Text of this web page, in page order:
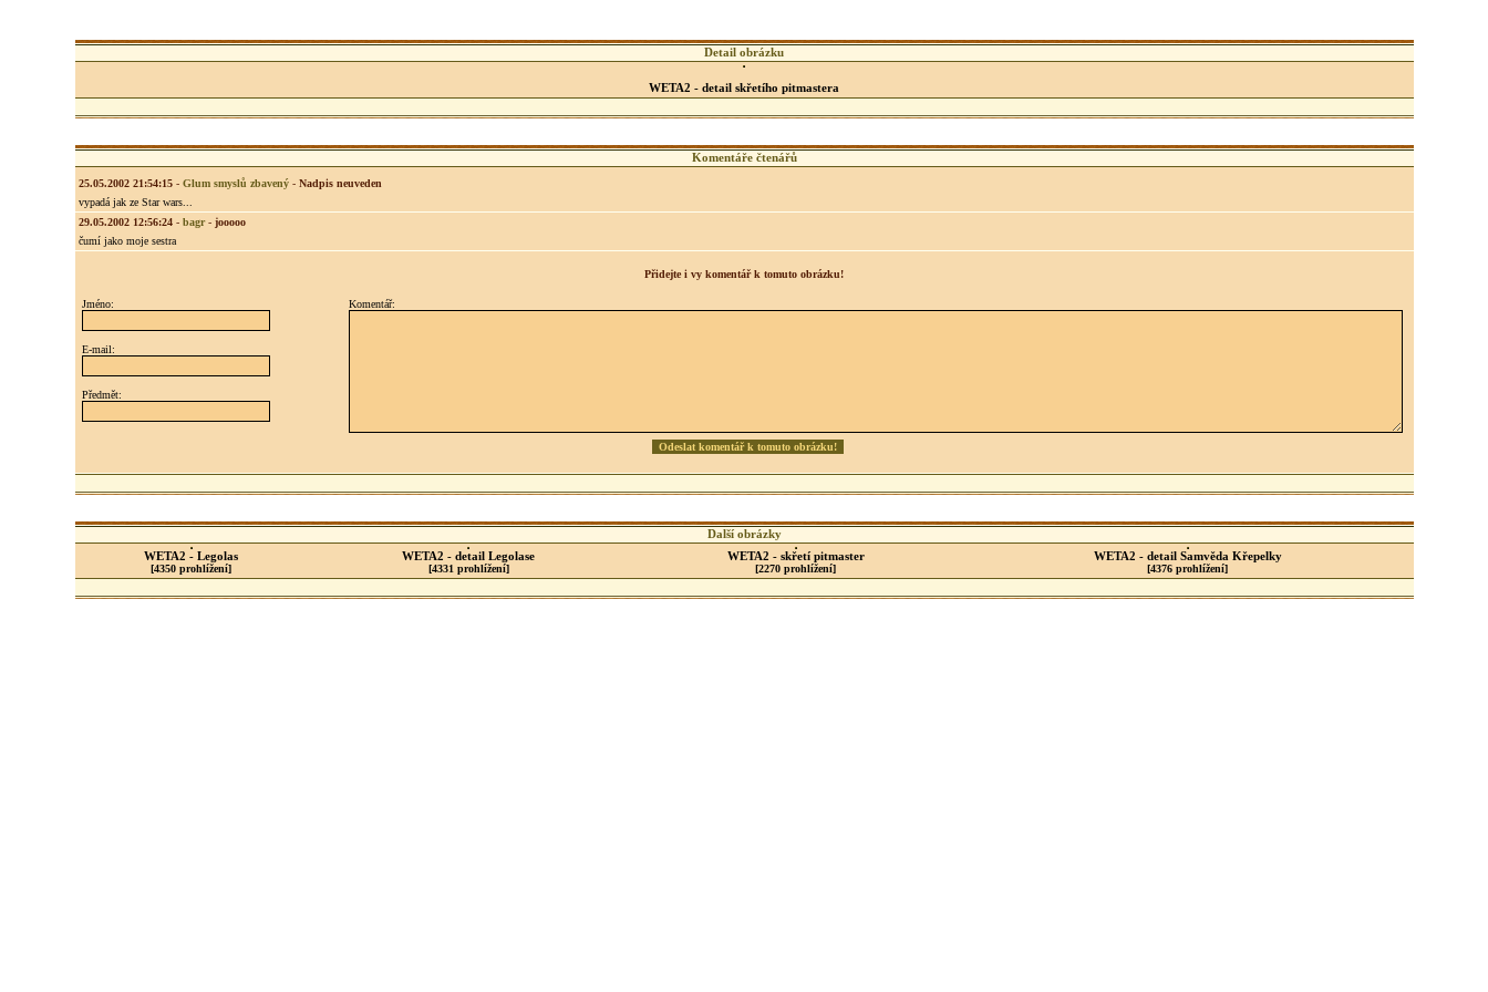
Detail obrázku
WETA2 - detail skřetího pitmastera
Komentáře čtenářů
25.05.2002 21:54:15- Glum smyslů zbavený- Nadpis neuveden
vypadá jak ze Star wars...
29.05.2002 12:56:24- bagr- jooooo
čumí jako moje sestra
Přidejte i vy komentář k tomuto obrázku!
Jméno:
E-mail:
Předmět:
Komentář:
Další obrázky
WETA2 - Legolas
[4350 prohlížení]
WETA2 - detail Legolase
[4331 prohlížení]
WETA2 - skřetí pitmaster
[2270 prohlížení]
WETA2 - detail Samvěda Křepelky
[4376 prohlížení]